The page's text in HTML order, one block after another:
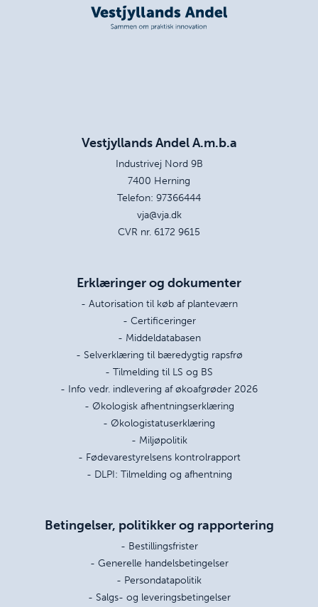
Vestjyllands Andel A.m.b.a
Industrivej Nord 9B
7400 Herning
Telefon: 97366444
vja@vja.dk
CVR nr. 6172 9615
Erklæringer og dokumenter
- Autorisation til køb af planteværn
- Certificeringer
- Middeldatabasen
- Selverklæring til bæredygtig rapsfrø
- Tilmelding til LS og BS
- Info vedr. indlevering af økoafgrøder 2026
- Økologisk afhentningserklæring
- Økologistatuserklæring
- Miljøpolitik
- Fødevarestyrelsens kontrolrapport
- DLPI: Tilmelding og afhentning
Betingelser, politikker og rapportering
- Bestillingsfrister
- Generelle handelsbetingelser
- Persondatapolitik
- Salgs- og leveringsbetingelser